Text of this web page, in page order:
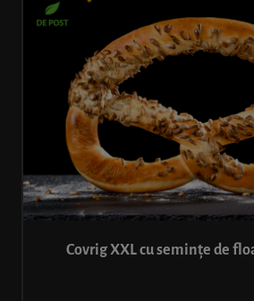
Covrig XXL cu semințe de